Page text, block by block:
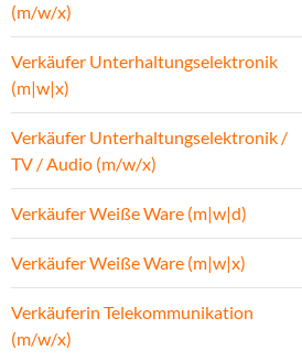
(m/w/x)
Verkäufer Unterhaltungselektronik
(m|w|x)
Verkäufer Unterhaltungselektronik /
TV / Audio (m/w/x)
Verkäufer Weiße Ware (m|w|d)
Verkäufer Weiße Ware (m|w|x)
Verkäuferin Telekommunikation
(m/w/x)